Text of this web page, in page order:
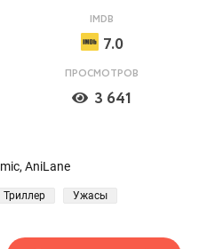
IMDB
7.0
ПРОСМОТРОВ
3 641
AniLane
Триллер Ужасы